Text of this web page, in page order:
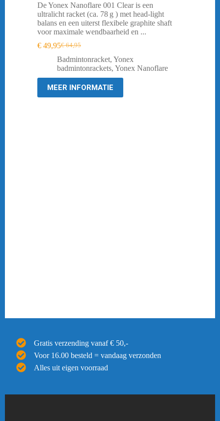
De Yonex Nanoflare 001 Clear is een
ultralicht racket (ca. 78 g ) met head‑light
balans en een uiterst flexibele graphite shaft
voor maximale wendbaarheid en ...
€64,95
Oorspronkelijke
prijs
was:
€ 49,95Huidige
prijs
is:
Badmintonracket, Yonex
badmintonrackets, Yonex Nanoflare
MEER INFORMATIE
Gratis verzending vanaf € 50,-
Voor 16.00 besteld = vandaag verzonden
Alles uit eigen voorraad